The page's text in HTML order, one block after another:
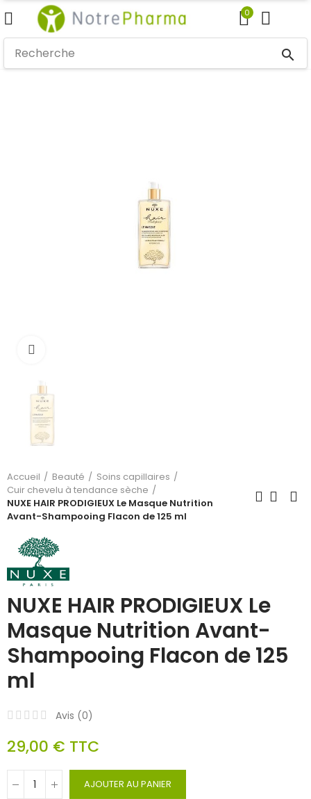
0
search
Accueil Beauté
Soins capillaires
Cuir chevelu à tendance sèche
NUXE HAIR PRODIGIEUX Le Masque Nutrition
Avant-Shampooing Flacon de 125 ml
NUXE HAIR PRODIGIEUX Le
Masque Nutrition Avant-
Shampooing Flacon de 125
ml
Avis (0)
29,00 € TTC
AJOUTER AU PANIER